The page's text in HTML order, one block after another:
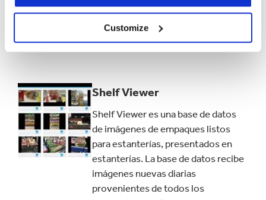
Customize
interior de una tienda virtual en 3D.
Shelf Viewer
Shelf Viewer es una base de datos
de imágenes de empaques listos
para estanterías, presentados en
estanterías. La base de datos recibe
imágenes nuevas diarias
provenientes de todos los